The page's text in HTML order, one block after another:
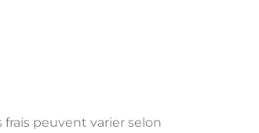
peuvent varier selon